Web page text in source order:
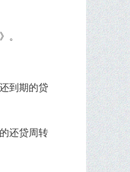
。
到期的贷
还贷周转